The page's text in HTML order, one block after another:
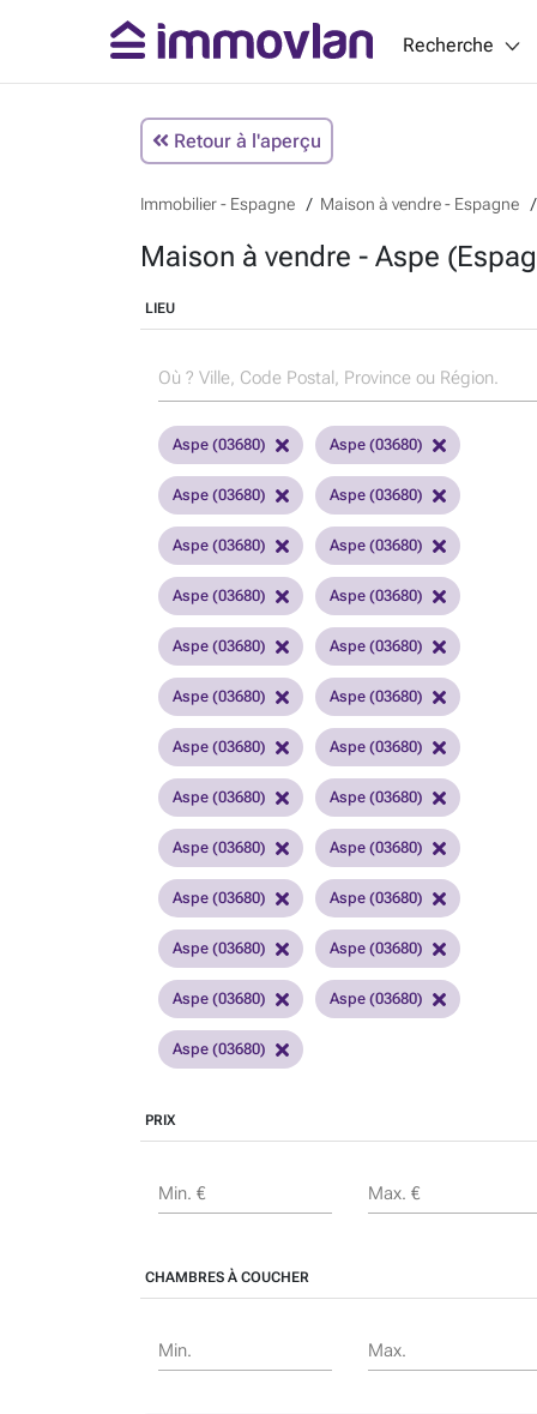
Recherche
Retour à l'aperçu
Immobilier - Espagne Maison à vendre - Espagne
Maison à vendre - Aspe
LIEU
Aspe (03680) Aspe (03680)
Aspe (03680) Aspe (03680)
Aspe (03680) Aspe (03680)
Aspe (03680) Aspe (03680)
Aspe (03680) Aspe (03680)
Aspe (03680) Aspe (03680)
Aspe (03680) Aspe (03680)
Aspe (03680) Aspe (03680)
Aspe (03680) Aspe (03680)
Aspe (03680) Aspe (03680)
Aspe (03680) Aspe (03680)
Aspe (03680) Aspe (03680)
Aspe (03680)
PRIX
Min. € Max. €
CHAMBRES À COUCHER
Min. Max.